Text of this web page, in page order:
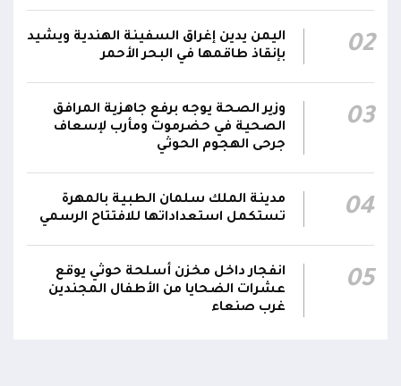
00:42
نجران جراء اعتداءات حوثية بالمقذوفات على الأعيان
المدنية
نائب رئيس مجلس القيادة الفريق أول ركن طارق
صالح: جرائم الحوثي لن تثني القوات المسلحة عن
أداء واجبها الوطني واستعادة الدولة وعاصمتها
صنعاء
02
اليمن يدين إغراق السفينة الهندية ويشيد
بإنقاذ طاقمها في البحر الأحمر
03
وزير الصحة يوجه برفع جاهزية المرافق
الصحية في حضرموت ومأرب لإسعاف
جرحى الهجوم الحوثي
04
مدينة الملك سلمان الطبية بالمهرة
تستكمل استعداداتها للافتتاح الرسمي
05
انفجار داخل مخزن أسلحة حوثي يوقع
عشرات الضحايا من الأطفال المجندين
غرب صنعاء